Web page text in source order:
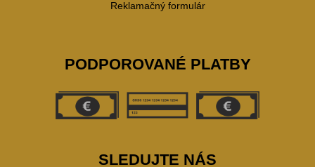
Reklamačný formulár
PODPOROVANÉ PLATBY
SLEDUJTE NÁS